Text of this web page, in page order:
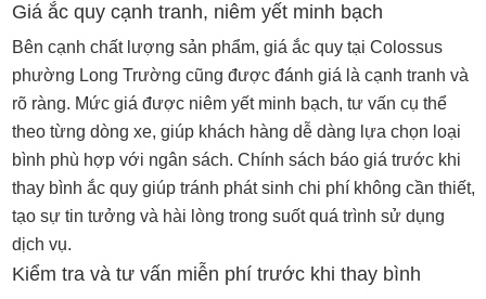
Giá ắc quy cạnh tranh, niêm yết minh bạch
Bên cạnh chất lượng sản phẩm, giá ắc quy tại Colossus
phường Long Trường cũng được đánh giá là cạnh tranh và
rõ ràng. Mức giá được niêm yết minh bạch, tư vấn cụ thể
theo từng dòng xe, giúp khách hàng dễ dàng lựa chọn loại
bình phù hợp với ngân sách. Chính sách báo giá trước khi
thay bình ắc quy giúp tránh phát sinh chi phí không cần thiết,
tạo sự tin tưởng và hài lòng trong suốt quá trình sử dụng
dịch vụ.
Kiểm tra và tư vấn miễn phí trước khi thay bình